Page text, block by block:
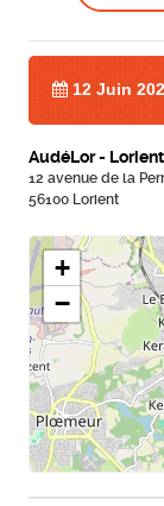
12 Juin
AudéLor -
12 avenue de la
56100 Lorient
+
−